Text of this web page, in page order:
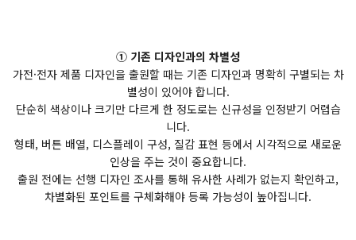
① 기존 디자인과의 차별성
가전·전자 제품 디자인을 출원할 때는 기존 디자인과 명확히 구별되는 차
별성이 있어야 합니다.
단순히 색상이나 크기만 다르게 한 정도로는 신규성을 인정받기 어렵습
니다.
형태, 버튼 배열, 디스플레이 구성, 질감 표현 등에서 시각적으로 새로운
인상을 주는 것이 중요합니다.
출원 전에는 선행 디자인 조사를 통해 유사한 사례가 없는지 확인하고,
차별화된 포인트를 구체화해야 등록 가능성이 높아집니다.